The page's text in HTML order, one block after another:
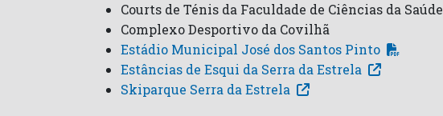
Courts de Ténis da Faculdade de Ciências da Saúde
Complexo Desportivo da Covilhã
Estádio Municipal José dos Santos Pinto
Estâncias de Esqui da Serra da Estrela
Skiparque Serra da Estrela